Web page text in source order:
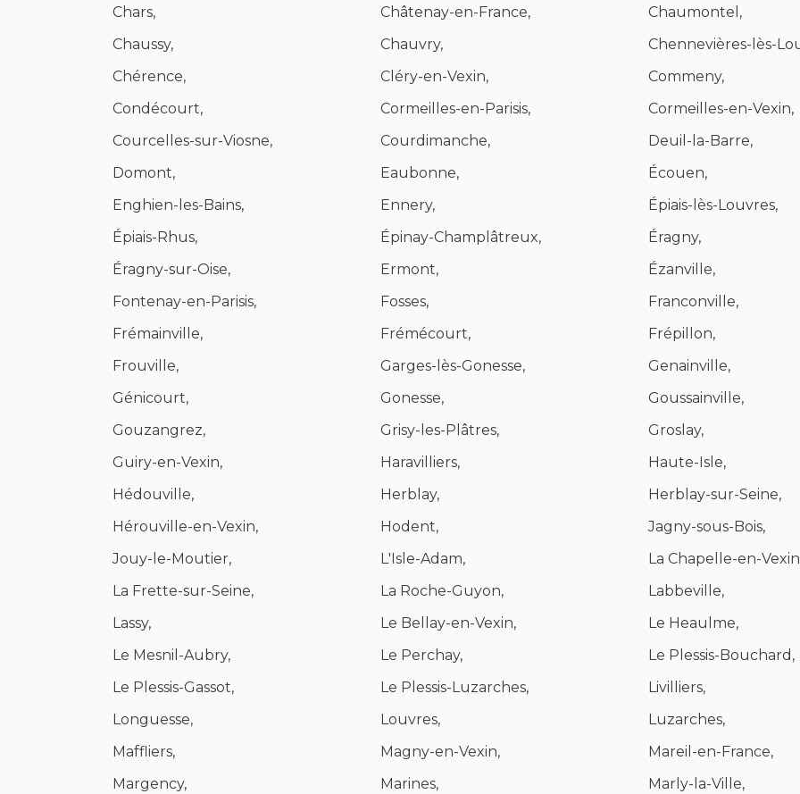
Chars,
Châtenay-en-France,
Chaumontel,
Chaussy,
Chauvry,
Chennevières-lès-
Chérence,
Cléry-en-Vexin,
Commeny,
Condécourt,
Cormeilles-en-Parisis,
Cormeilles-en-Vexin,
Courcelles-sur-Viosne,
Courdimanche,
Deuil-la-Barre,
Domont,
Eaubonne,
Écouen,
Enghien-les-Bains,
Ennery,
Épiais-lès-Louvres,
Épiais-Rhus,
Épinay-Champlâtreux,
Éragny,
Éragny-sur-Oise,
Ermont,
Ézanville,
Fontenay-en-Parisis,
Fosses,
Franconville,
Frémainville,
Frémécourt,
Frépillon,
Frouville,
Garges-lès-Gonesse,
Genainville,
Génicourt,
Gonesse,
Goussainville,
Gouzangrez,
Grisy-les-Plâtres,
Groslay,
Guiry-en-Vexin,
Haravilliers,
Haute-Isle,
Hédouville,
Herblay,
Herblay-sur-Seine,
Hérouville-en-Vexin,
Hodent,
Jagny-sous-Bois,
Jouy-le-Moutier,
L'Isle-Adam,
La Chapelle-en-
La Frette-sur-Seine,
La Roche-Guyon,
Labbeville,
Lassy,
Le Bellay-en-Vexin,
Le Heaulme,
Le Mesnil-Aubry,
Le Perchay,
Le Plessis-Bouchard,
Le Plessis-Gassot,
Le Plessis-Luzarches,
Livilliers,
Longuesse,
Louvres,
Luzarches,
Maffliers,
Magny-en-Vexin,
Mareil-en-France,
Margency,
Marines,
Marly-la-Ville,